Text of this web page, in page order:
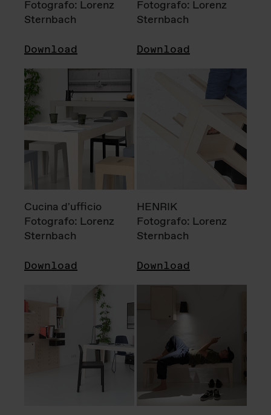
Fotografo: Lorenz
Sternbach
Download
Fotografo: Lorenz
Sternbach
Download
Cucina d'ufficio
Fotografo: Lorenz
Sternbach
Download
HENRIK
Fotografo: Lorenz
Sternbach
Download